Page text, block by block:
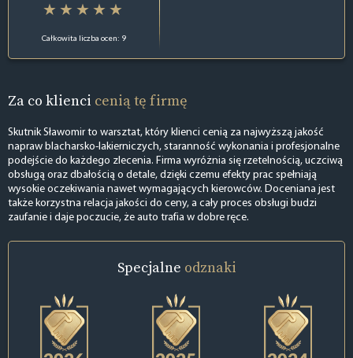
Całkowita liczba ocen: 9
Za co klienci cenią tę firmę
Skutnik Sławomir to warsztat, który klienci cenią za najwyższą jakość
napraw blacharsko-lakierniczych, staranność wykonania i profesjonalne
podejście do każdego zlecenia. Firma wyróżnia się rzetelnością, uczciwą
obsługą oraz dbałością o detale, dzięki czemu efekty prac spełniają
wysokie oczekiwania nawet wymagających kierowców. Doceniana jest
także korzystna relacja jakości do ceny, a cały proces obsługi budzi
zaufanie i daje poczucie, że auto trafia w dobre ręce.
Specjalne odznaki